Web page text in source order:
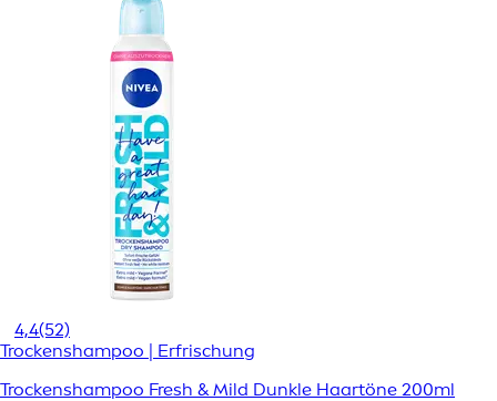
4,4(52)
Trockenshampoo | Erfrischung
Trockenshampoo Fresh & Mild Dunkle Haartöne 200ml